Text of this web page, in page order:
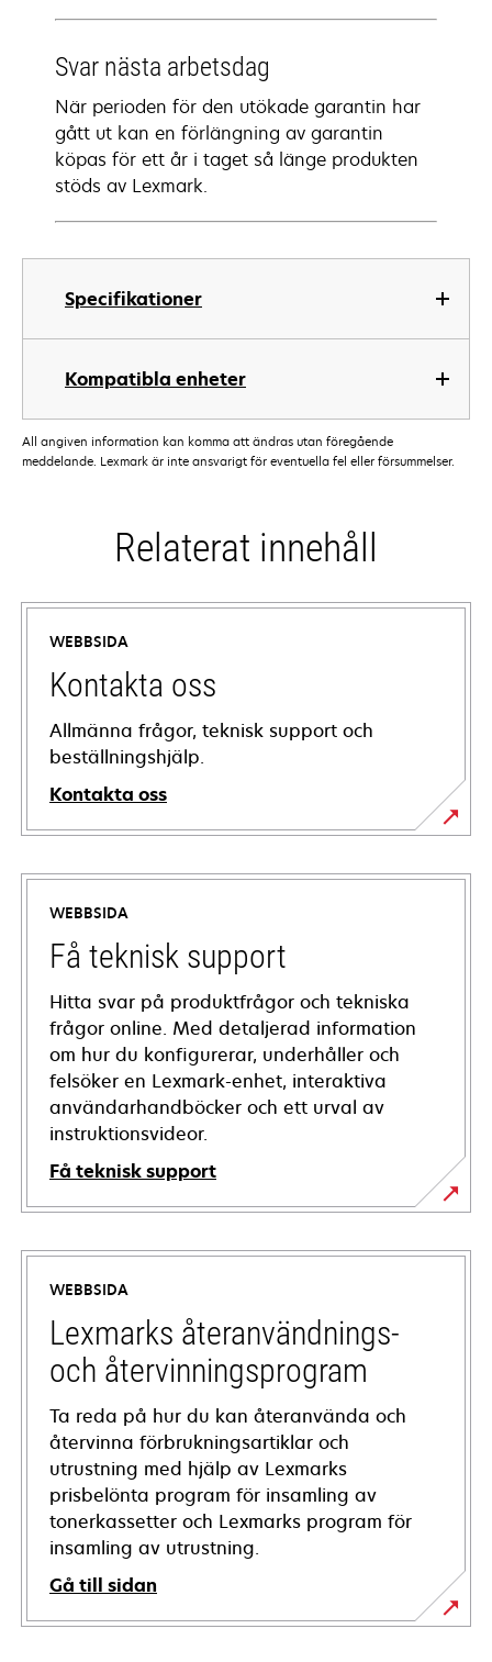
Specifikationer
Kompatibla enheter
Svar nästa arbetsdag
När perioden för den utökade garantin har
gått ut kan en förlängning av garantin
köpas för ett år i taget så länge produkten
stöds av Lexmark.
All angiven information kan komma att ändras utan föregående
meddelande. Lexmark är inte ansvarigt för eventuella fel eller försummelser.
Relaterat innehåll
WEBBSIDA
Kontakta oss
Allmänna frågor, teknisk support och
beställningshjälp.
Kontakta oss
WEBBSIDA
Få teknisk support
Hitta svar på produktfrågor och tekniska
frågor online. Med detaljerad information
om hur du konfigurerar, underhåller och
felsöker en Lexmark-enhet, interaktiva
användarhandböcker och ett urval av
instruktionsvideor.
Få teknisk support
opens
in
new
tab
WEBBSIDA
Lexmarks återanvändnings-
och återvinningsprogram
Ta reda på hur du kan återanvända och
återvinna förbrukningsartiklar och
utrustning med hjälp av Lexmarks
prisbelönta program för insamling av
tonerkassetter och Lexmarks program för
insamling av utrustning.
Gå till sidan